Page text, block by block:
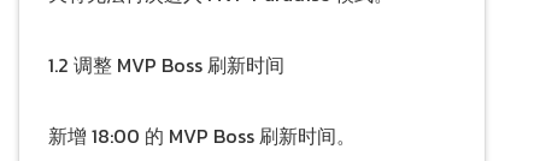
1.2 调整 MVP Boss 刷新时间
新增 18:00 的 MVP Boss 刷新时间。